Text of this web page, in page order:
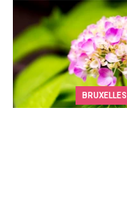
Wat te doen in